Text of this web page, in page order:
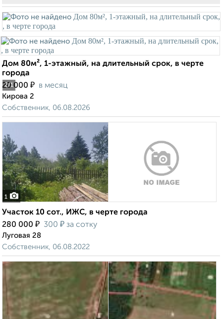
2/1
Дом 80м², 1-этажный, на длительный срок, в черте
города
20 000 ₽ в месяц
Кирова 2
Собственник, 06.08.2026
1
Участок 10 сот., ИЖС, в черте города
280 000 ₽ 300 ₽ за сотку
Луговая 28
Собственник, 06.08.2022